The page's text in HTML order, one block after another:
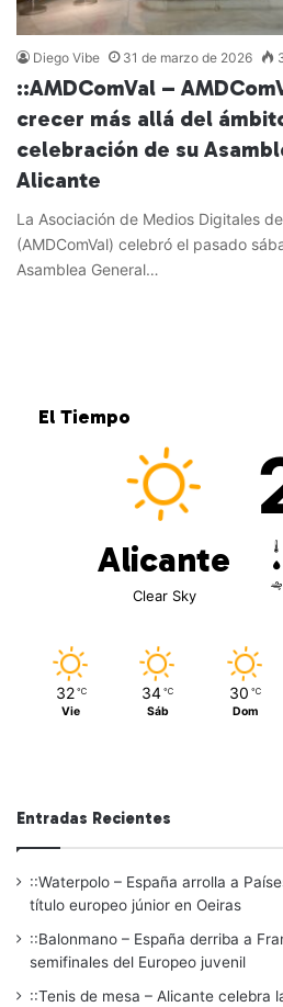
Diego Vibe 31 de marzo de 2026
::AMDComVal –
crecer más allá del
celebración de su
Alicante
La Asociación de Medios Digitales
(AMDComVal) celebró el pasado
Asamblea General…
El Tiempo
Alicante
Clear Sky
32 ℃
Vie
34 ℃
Sáb
30 ℃
Dom
Entradas Recientes
::Waterpolo – España arrolla a
título europeo júnior en Oeiras
::Balonmano – España derriba a
semifinales del Europeo juvenil
::Tenis de mesa – Alicante celebra